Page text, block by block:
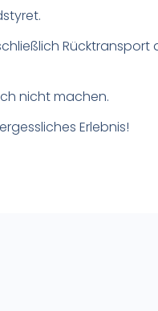
Rücktransport
nicht machen.
Erlebnis!